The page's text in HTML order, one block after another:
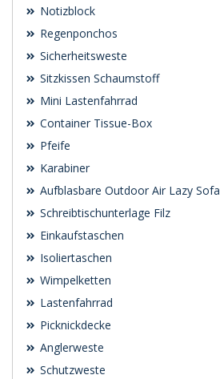
Notizblock
Regenponchos
Sicherheitsweste
Sitzkissen Schaumstoff
Mini Lastenfahrrad
Container Tissue-Box
Pfeife
Karabiner
Aufblasbare Outdoor Air Lazy Sofa
Schreibtischunterlage Filz
Einkaufstaschen
Isoliertaschen
Wimpelketten
Lastenfahrrad
Picknickdecke
Anglerweste
Schutzweste